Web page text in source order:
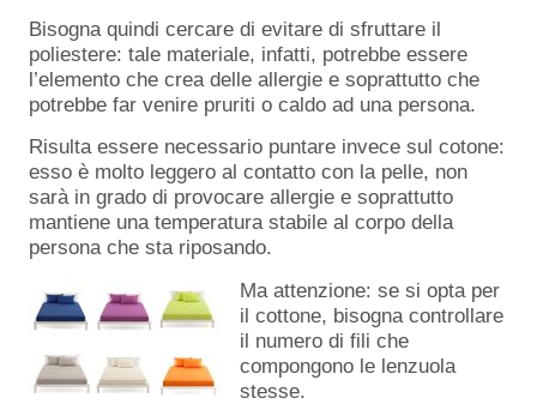
Bisogna quindi cercare di evitare di sfruttare il
poliestere: tale materiale, infatti, potrebbe essere
l’elemento che crea delle allergie e soprattutto che
potrebbe far venire pruriti o caldo ad una persona.
Risulta essere necessario puntare invece sul cotone:
esso è molto leggero al contatto con la pelle, non
sarà in grado di provocare allergie e soprattutto
mantiene una temperatura stabile al corpo della
persona che sta riposando.
Ma attenzione: se si opta per
il cottone, bisogna controllare
il numero di fili che
compongono le lenzuola
stesse.